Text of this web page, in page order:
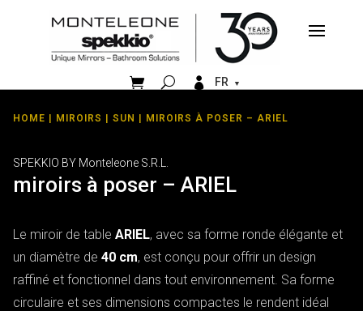
  FR
HOME | MIROIRS | SUN | MIROIRS À POSER – ARIEL
SPEKKIO BY Monteleone S.R.L.
miroirs à poser – ARIEL
Le miroir de table ARIEL, avec sa forme ronde élégante et
un diamètre de 40 cm, est conçu pour offrir un design
raffiné et fonctionnel dans tout environnement. Sa forme
circulaire et ses dimensions compactes le rendent idéal